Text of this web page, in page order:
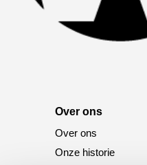
Over ons
Over ons
Onze historie